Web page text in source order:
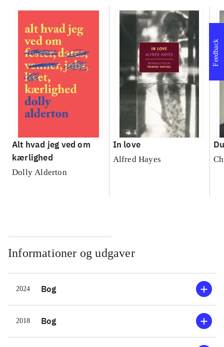
Alt hvad jeg ved om
kærlighed
Dolly Alderton
In love
Alfred Hayes
Informationer og udgaver
2024 Bog
2018 Bog
Feedback